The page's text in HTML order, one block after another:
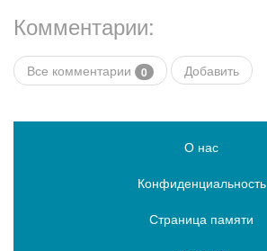
Комментарии:
Все комментарии 0 Добавить
О нас
Конфиденциальность
Страница памяти